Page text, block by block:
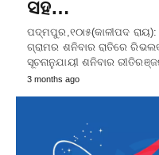
ସହ…
ପଦ୍ମପୁର,୧୦ା୫(କାଳୀପଦ
ଗ୍ରାମର ଶନିବାର ରାତିରେ
ସୂଚନାନୁଯାୟୀ ଶନିବାର
3 months ago